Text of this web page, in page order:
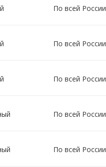
По всей России
По всей России
По всей России
По всей России
По всей России